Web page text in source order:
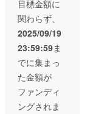
お送り
しま
す。 ・
注意事
項：支
援時、
必ず備
考欄に
希望さ
れる配
送先の
字のみ
掲載、
サイズ
は
W11cm
x H4cm
・注意
事項：
支援
時、必
ず備考
目標金額に
関わらず、
2025/09/19
23:59:59ま
でに集まっ
た金額が
ファンディ
ングされま